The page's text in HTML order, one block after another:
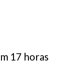
17 horas